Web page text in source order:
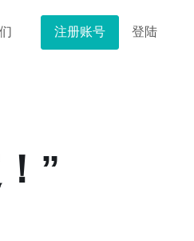
注册账号 登陆
”